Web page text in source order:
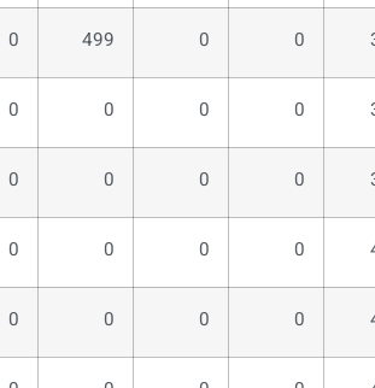
0
0
499
0
0
0
0
0
0
0
0
0
0
0
0
0
0
0
0
0